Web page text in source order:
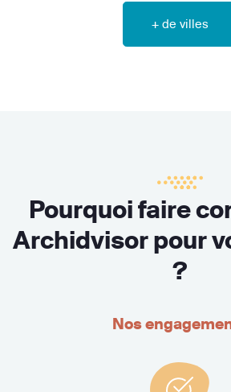
+ de villes
Pourquoi faire
Archidvisor pour
?
Nos